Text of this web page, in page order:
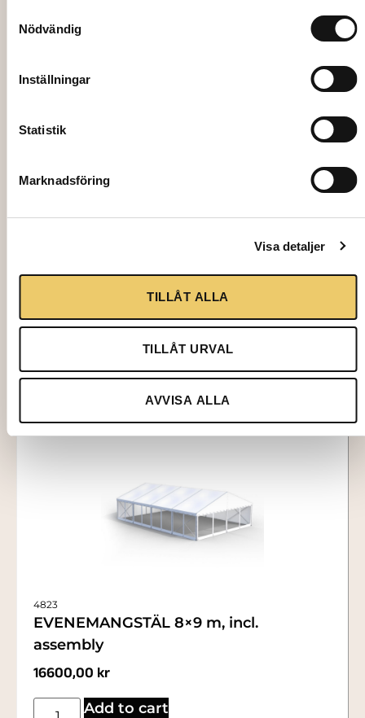
Nödvändig
Inställningar
Statistik
Marknadsföring
Visa detaljer
TILLÅT ALLA
TILLÅT URVAL
AVVISA ALLA
EVENEMANGSTÄL 8×3 m, incl. assembly
11300,00kr
4823
EVENEMANGSTÄL 8×9 m, incl.
assembly
16600,00 kr
Add to cart